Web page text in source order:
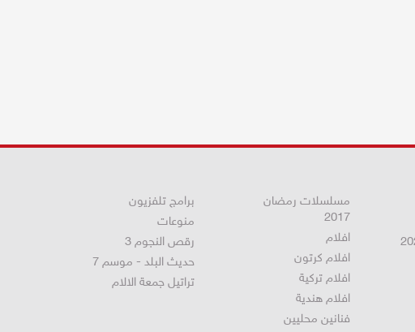
مسلسلات رمضان
2017
افلام
افلام كرتون
افلام تركية
افلام هندية
فنانين محليين
برامج تلفزيون
منوعات
رقص النجوم 3
حديث البلد - موسم 7
تراتيل جمعة الالام